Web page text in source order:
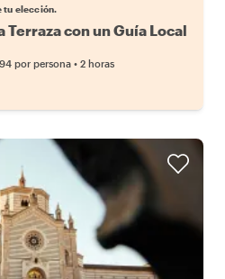
tu elección.
Terraza con un Guía Local
por persona • 2 horas